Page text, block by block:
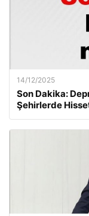
14/12/2025
Son Dakika:
Şehirlerde